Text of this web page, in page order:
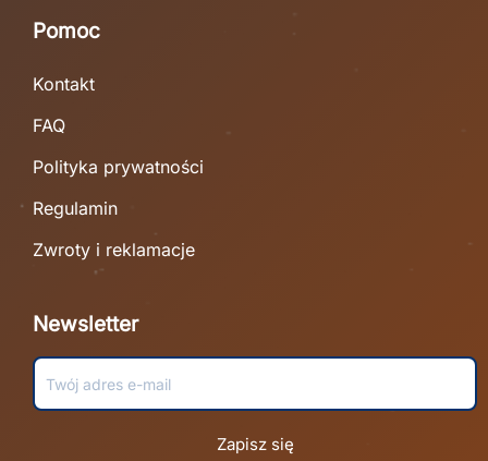
Pomoc
Kontakt
FAQ
Polityka prywatności
Regulamin
Zwroty i reklamacje
Newsletter
Zapisz się